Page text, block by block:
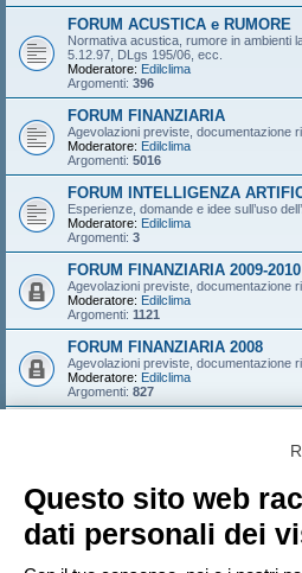
FORUM ACUSTICA e RUMORE
Normativa acustica, rumore in ambienti
5.12.97, DLgs 195/06, ecc.
Moderatore: Edilclima
Argomenti: 396
FORUM FINANZIARIA
Agevolazioni previste, documentazione
Moderatore: Edilclima
Argomenti: 5016
FORUM INTELLIGENZA
Esperienze, domande e idee sull’uso
Moderatore: Edilclima
Argomenti: 3
FORUM FINANZIARIA 2009-2010
Agevolazioni previste, documentazione
Moderatore: Edilclima
Argomenti: 1121
FORUM FINANZIARIA 2008
Agevolazioni previste, documentazione
Moderatore: Edilclima
Argomenti: 827
LOGIN
ISCRIVITI
Nome utente:
Questo sito web
dati personali dei